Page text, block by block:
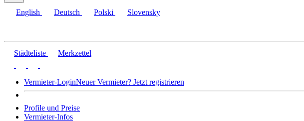
English Deutsch Polski Slovensky
Städteliste Merkzettel
Vermieter-LoginNeuer Vermieter? Jetzt registrieren
Profile und Preise
Vermieter-Infos